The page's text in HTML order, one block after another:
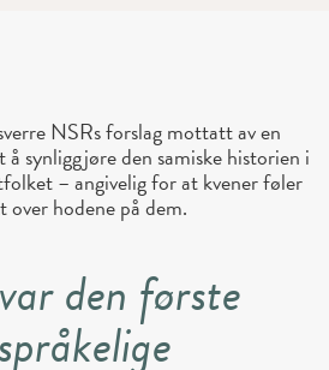
NSRs forslag mottatt av en
synliggjøre den samiske historien i
– angivelig for at kvener føler
hodene på dem.
den første